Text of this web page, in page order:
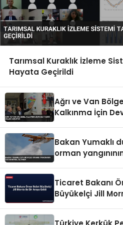
Tarımsal Kuraklık İzleme
Hayata Geçirildi
Ağrı ve Van
Kalkınma İçin
Bakan Yumaklı
orman
Ticaret Bakanı
Büyükelçi Jill